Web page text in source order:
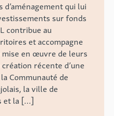
qui lui
sur fonds
contribue au
et accompagne
en œuvre de leurs
récente d’une
Communauté de
la ville de
et la […]